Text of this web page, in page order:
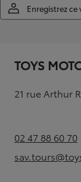
Enregistrez ce
TOYS
21 rue Arthur
02 47 88 60 70
(Opens